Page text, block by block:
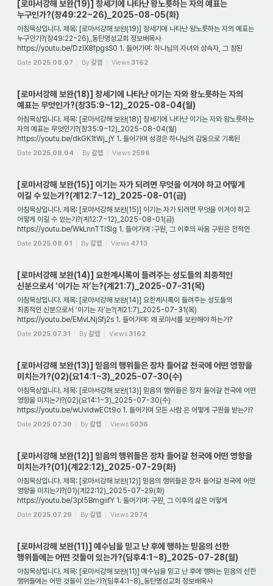
[로마서강해 보완(19)] 창세기에 나타난 왕노릇하는 자의 예표는
누구인가?(창49:22~26)_2025-08-05(화)
아침묵상입니다. 제목: [로마서강해 보완(19)] 창세기에 나타난 왕노릇하는 자의 예표는
누구인가?(창49:22~26)_동탄명성교회 정보배목사
https://youtu.be/DzIX8fpgsS0 1. 들어가며: 하나님의 자녀와 상속자, 그 참된
의미 하나님의 자녀가 되는 것은 전적인 ...
Date 2025.08.07 By갈렙 Views3162
[로마서강해 보완(18)] 창세기에 나타난 이기는 자와 왕노릇하는 자의
예표는 무엇인가?(창35:9~12)_2025-08-04(월)
아침묵상입니다. 제목: [로마서강해 보완(18)] 창세기에 나타난 이기는 자와 왕노릇하는
자의 예표는 무엇인가?(창35:9~12)_2025-08-04(월)
https://youtu.be/dkGK1tWj_jY 1. 들어가며 성경은 하나님의 감동으로 기록된
책으로서, 우리에게 구원의 길을 제시하...
Date 2025.08.04 By갈렙 Views 2596
[로마서강해 보완(15)] 이기는 자가 되려면 무엇을 이겨야 하고 어떻게
이길 수 있는가?(계12:7~12)_2025-08-01(금)
아침묵상입니다. 제목: [로마서강해 보완(15)] 이기는 자가 되려면 무엇을 이겨야 하고
어떻게 이길 수 있는가?(계12:7~12)_2025-08-01(금)
https://youtu.be/WkLnnTTlSIg 1. 들어가며 :구원, 그 이후의 싸움 구원은 전적인
하나님의 은혜로 주어지는 선물이다...
Date 2025.08.01 By갈렙 Views 4713
[로마서강해 보완(14)] 요한계시록이 들려주는 성도들의 최종적인
신분으로서 ‘이기는 자’는?(계21:7)_2025-07-31(목)
아침묵상입니다. 제목: [로마서강해 보완(14)] 요한계시록이 들려주는 성도들의
최종적인 신분으로서 ‘이기는 자’는?(계21:7)_2025-07-31(목)
https://youtu.be/EMvLNjSfj2s 1. 들어가며: 왜 로마서를 보완해야 하는가?
로마서는 기독교 교리의 핵심인 구원론...
Date 2025.07.31 By갈렙 Views3162
[로마서강해 보완(13)] 믿음의 행위들은 장차 들어갈 천국에 어떤 영향을
미치는가?(02)(요14:1~3)_2025-07-30(수)
아침묵상입니다. 제목: [로마서강해 보완(13)] 믿음의 행위들은 장차 들어갈 천국에 어떤
영향을 미치는가?(02)(요14:1~3)_2025-07-30(수)
https://youtu.be/wUvldwECt9o 1. 들어가며 모든 사람 은 어떻게 구원을 받는가?
모든 사람은 은혜와 믿음으로 구원을 ...
Date 2025.07.30 By갈렙 Views 5036
[로마서강해 보완(12)] 믿음의 행위들은 장차 들어갈 천국에 어떤 영향을
미치는가?(01)(계22:12)_2025-07-29(화)
아침묵상입니다. 제목: [로마서강해 보완(12)] 믿음의 행위들은 장차 들어갈 천국에 어떤
영향을 미치는가?(01)(계22:12)_2025-07-29(화)
https://youtu.be/3pI5BmgiifY 1. 들어가며: 구원, 그 이후의 삶은 어떻게
평가되는가? “내가 속히 오리니 내가 줄 상이...
Date 2025.07.29 By갈렙 Views 2974
[로마서강해 보완(11)] 예수님을 믿고 난 후에 행하는 믿음의 선한
행위들에는 어떤 것들이 있는가?(딤후4:1~8)_2025-07-28(월)
아침묵상입니다. 제목: [로마서강해 보완(11)] 예수님을 믿고 난 후에 행하는 믿음의 선한
행위들에는 어떤 것들이 있는가?(딤후4:1~8)_동탄명성교회 정보배목사